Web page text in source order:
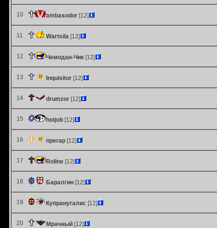
10 ambasodor [12]
11 Wartsila [12]
12 Чемодан-Чик [12]
13 Inquisitor [12]
14 drumzor [12]
15 hotjob [12]
16 прегар [12]
17 Roline [12]
18 Баралгин [12]
19 Купранугалис [12]
20 Мрачный [12]